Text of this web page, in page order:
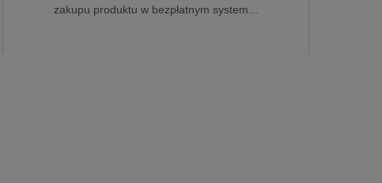
zakupu produktu w bezpłatnym system...